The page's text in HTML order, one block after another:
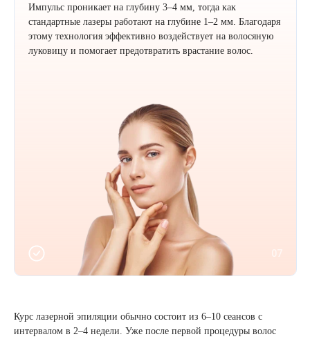
Импульс проникает на глубину 3–4 мм, тогда как
стандартные лазеры работают на глубине 1–2 мм. Благодаря
этому технология эффективно воздействует на волосяную
луковицу и помогает предотвратить врастание волос.
Курс лазерной эпиляции обычно состоит из 6–10 сеансов с
интервалом в 2–4 недели. Уже после первой процедуры волос